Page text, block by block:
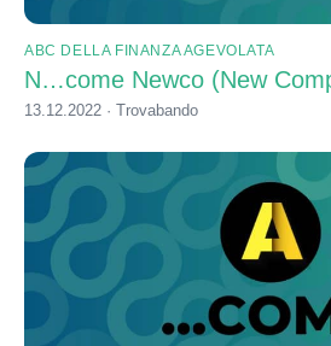
ABC DELLA FINANZA AGEVOLATA
N…come Newco (New
13.12.2022 · Trovabando